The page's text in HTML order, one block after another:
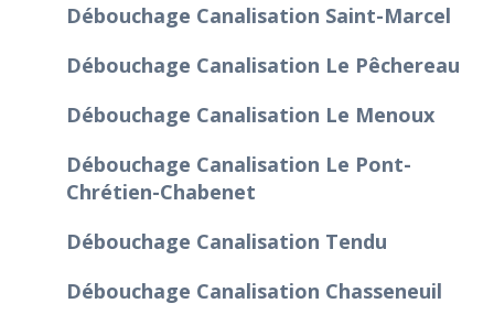
Débouchage Canalisation Saint-Marcel
Débouchage Canalisation Le Pêchereau
Débouchage Canalisation Le Menoux
Débouchage Canalisation Le Pont-
Chrétien-Chabenet
Débouchage Canalisation Tendu
Débouchage Canalisation Chasseneuil